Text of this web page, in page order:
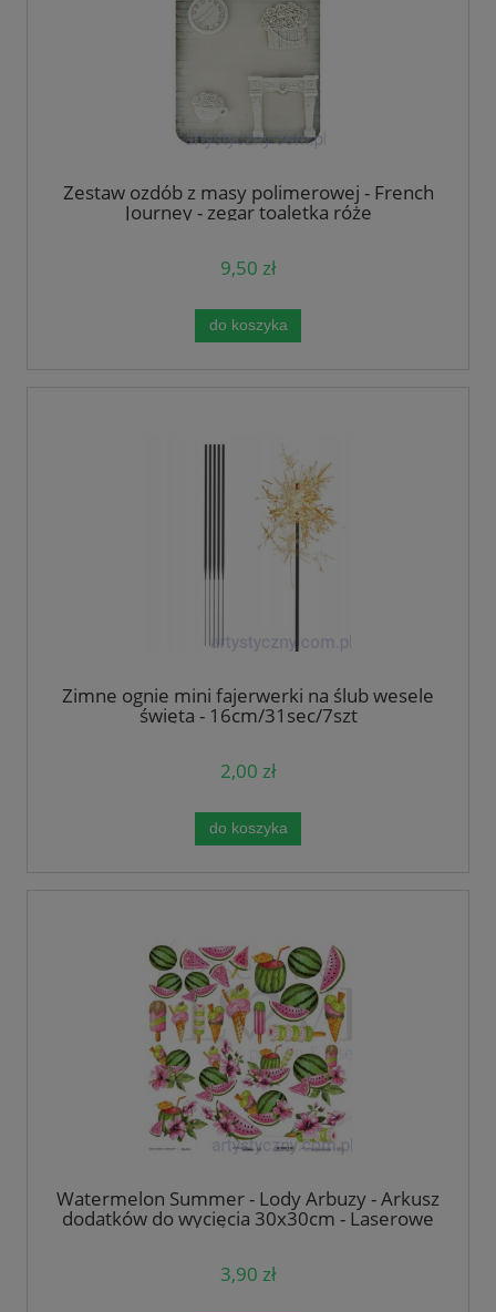
Zestaw ozdób z masy polimerowej - French
Journey - zegar toaletka róże
9,50 zł
do koszyka
Zimne ognie mini fajerwerki na ślub wesele
święta - 16cm/31sec/7szt
2,00 zł
do koszyka
Watermelon Summer - Lody Arbuzy - Arkusz
dodatków do wycięcia 30x30cm - Laserowe
3,90 zł